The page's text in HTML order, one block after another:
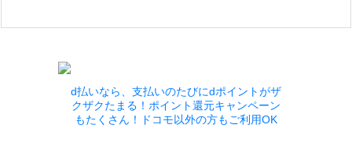
d払いなら、支払いのたびにdポイントがザ
クザクたまる！ポイント還元キャンペーン
もたくさん！ドコモ以外の方もご利用OK